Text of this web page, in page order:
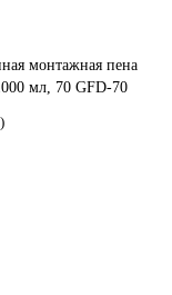
монтажная пена
мл, 70 GFD-70